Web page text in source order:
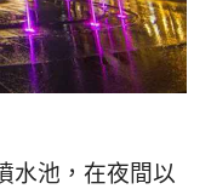
水池，在夜間以